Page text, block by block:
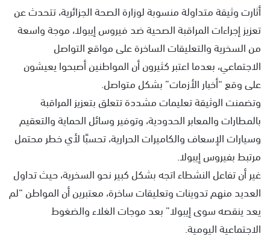
أثارت وثيقة متداولة منسوبة لوزارة الصحة الجزائرية، تتحدث عن
تعزيز إجراءات المراقبة الصحية ضد فيروس إيبولا، موجة واسعة
من السخرية والتعليقات الساخرة على مواقع التواصل
الاجتماعي، بعدما اعتبر كثيرون أن المواطنين أصبحوا يعيشون
على وقع “أخبار الأزمات” بشكل متواصل.
وتضمنت الوثيقة تعليمات مشددة تتعلق بتعزيز المراقبة
بالمطارات والمعابر الحدودية، وتوفير وسائل الحماية والتعقيم
وسيارات الإسعاف والكاميرات الحرارية، تحسبًا لأي خطر محتمل
مرتبط بفيروس إيبولا.
غير أن تفاعل النشطاء اتجه بشكل كبير نحو السخرية، حيث تداول
العديد منهم تدوينات وتعليقات ساخرة، معتبرين أن المواطن “لم
يعد ينقصه سوى إيبولا” بعد موجات الغلاء والضغوط
الاجتماعية اليومية.